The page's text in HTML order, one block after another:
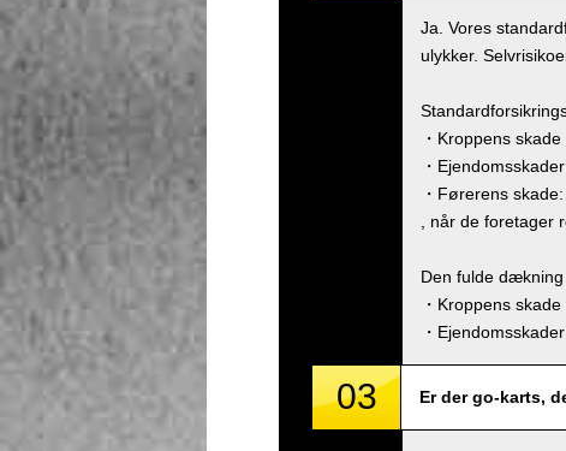
Ja. Vores
ulykker.
・Kroppens
・
・Førerens
, når de foretager
Den fulde
・Kroppens
・
03 Er der go-karts,